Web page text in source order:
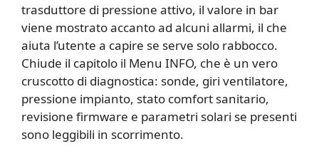
trasduttore di pressione attivo, il valore in bar
viene mostrato accanto ad alcuni allarmi, il che
aiuta l’utente a capire se serve solo rabbocco.
Chiude il capitolo il Menu INFO, che è un vero
cruscotto di diagnostica: sonde, giri ventilatore,
pressione impianto, stato comfort sanitario,
revisione firmware e parametri solari se presenti
sono leggibili in scorrimento.